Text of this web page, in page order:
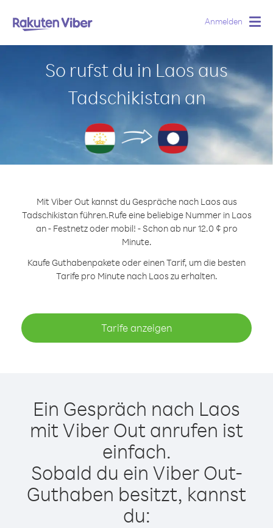
Anmelden
So rufst du in Laos aus
Tadschikistan an
Mit Viber Out kannst du Gespräche nach Laos aus
Tadschikistan führen.Rufe eine beliebige Nummer in Laos
an - Festnetz oder mobil! - Schon ab nur 12.0 ¢ pro
Minute.
Kaufe Guthabenpakete oder einen Tarif, um die besten
Tarife pro Minute nach Laos zu erhalten.
Tarife anzeigen
Ein Gespräch nach Laos
mit Viber Out anrufen ist
einfach.
Sobald du ein Viber Out-
Guthaben besitzt, kannst
du: